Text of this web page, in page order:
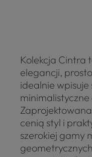
Kolekcja Cintra
elegancji,
idealnie wpisuje
cenią styl i
szerokiej gamy